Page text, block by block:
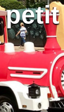
petit